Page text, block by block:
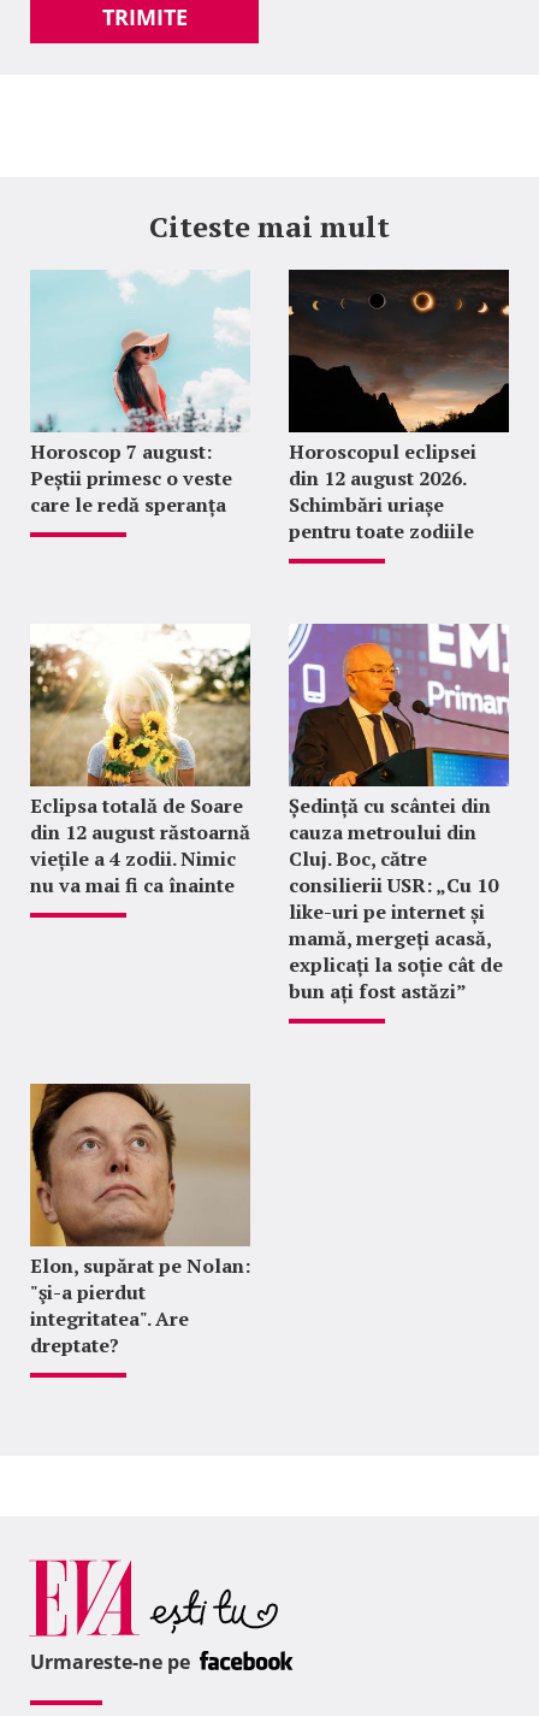
TRIMITE
Citeste mai mult
Horoscop 7 august:
Peștii primesc o veste
care le redă speranța
Horoscopul eclipsei
din 12 august 2026.
Schimbări uriașe
pentru toate zodiile
Eclipsa totală de Soare
din 12 august răstoarnă
viețile a 4 zodii. Nimic
nu va mai fi ca înainte
Ședință cu scântei din
cauza metroului din
Cluj. Boc, către
consilierii USR: „Cu 10
like-uri pe internet și
mamă, mergeți acasă,
explicați la soție cât de
bun ați fost astăzi”
Elon, supărat pe Nolan:
"şi-a pierdut
integritatea". Are
dreptate?
Urmareste-ne pe